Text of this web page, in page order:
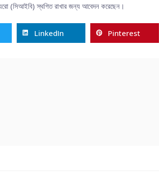
(সিআইবি) স্থগিত রাখার জন্য আবেদন করেছেন।
LinkedIn Pinterest